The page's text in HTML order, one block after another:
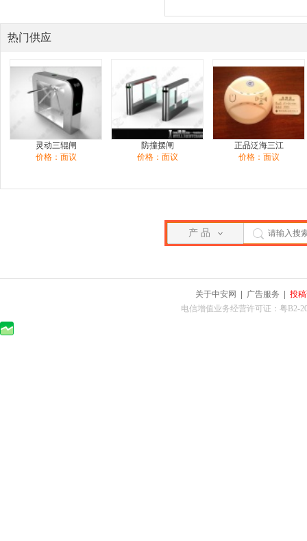
热门供应
灵动三辊闸
价格：面议
防撞摆闸
价格：面议
正品泛海三江
价格：面议
产 品
关于中安网 广告服务
投
电信增值业务经营许可证：粤